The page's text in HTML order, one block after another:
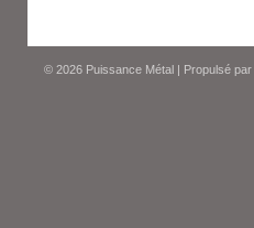
© 2026 Puissance Métal | Propulsé par